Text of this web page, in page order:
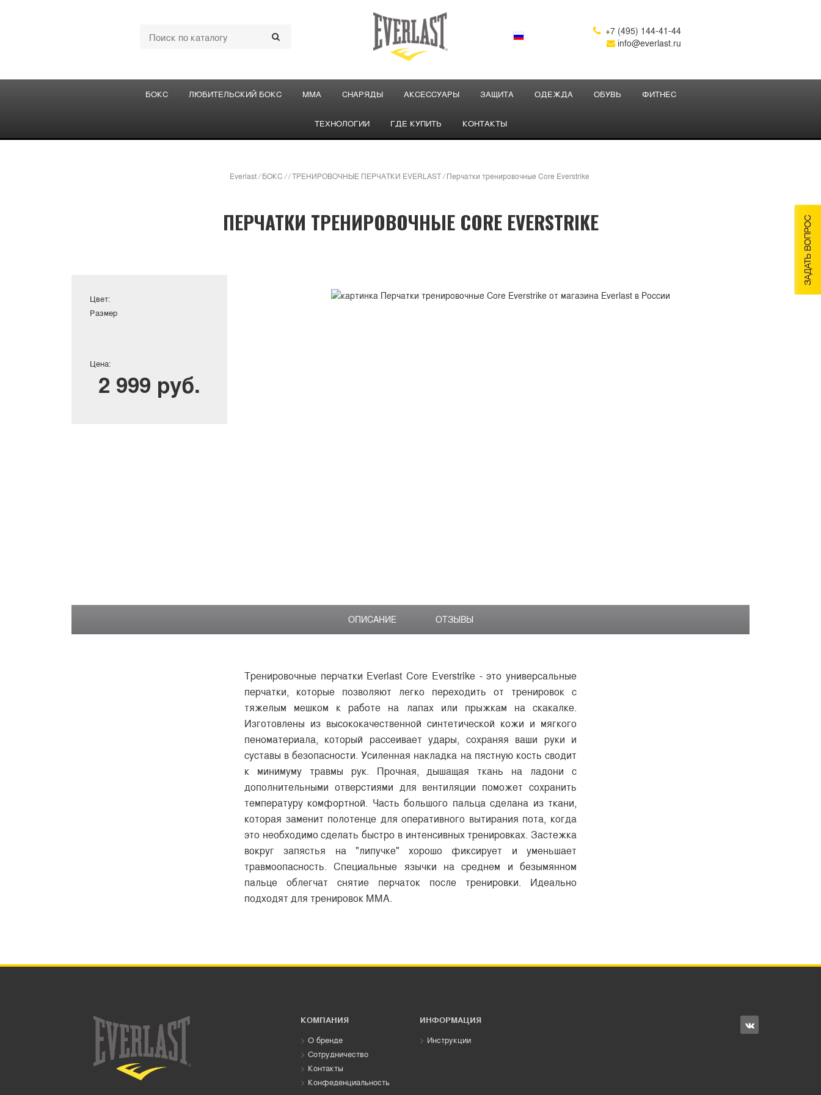
 +7 (495) 144-41-44
info@everlast.ru
БОКС ЛЮБИТЕЛЬСКИЙ БОКС ММА СНАРЯДЫ АКСЕССУАРЫ ЗАЩИТА ОДЕЖДА ОБУВЬ ФИТНЕС
ТЕХНОЛОГИИ ГДЕ КУПИТЬ КОНТАКТЫ
Everlast/ БОКС //ТРЕНИРОВОЧНЫЕ ПЕРЧАТКИ EVERLAST/ Перчатки тренировочные Core Everstrike
ПЕРЧАТКИ ТРЕНИРОВОЧНЫЕ CORE EVERSTRIKE
Цвет:
Размер
Цена:
2 999 руб.
ОПИСАНИЕ ОТЗЫВЫ
Тренировочные перчатки Everlast Core Everstrike - это универсальные
перчатки, которые позволяют легко переходить от тренировок с
тяжелым мешком к работе на лапах или прыжкам на скакалке.
Изготовлены из высококачественной синтетической кожи и мягкого
пеноматериала, который рассеивает удары, сохраняя ваши руки и
суставы в безопасности. Усиленная накладка на пястную кость сводит
к минимуму травмы рук. Прочная, дышащая ткань на ладони с
дополнительными отверстиями для вентиляции поможет сохранить
температуру комфортной. Часть большого пальца сделана из ткани,
которая заменит полотенце для оперативного вытирания пота, когда
это необходимо сделать быстро в интенсивных тренировках. Застежка
вокруг запястья на "липучке" хорошо фиксирует и уменьшает
травмоопасность. Специальные язычки на среднем и безымянном
пальце облегчат снятие перчаток после тренировки. Идеально
подходят для тренировок ММА.
КОМПАНИЯ
О бренде
Сотрудничество
Контакты
Конфеденциальность
ИНФОРМАЦИЯ
Инструкции